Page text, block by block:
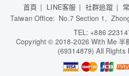
首頁 LINE客服 社群追蹤
Taiwan Office: No.7 Section 1,
TEL: +886
Copyright© 2018-2026 With Me 半
(69314879) All Rights